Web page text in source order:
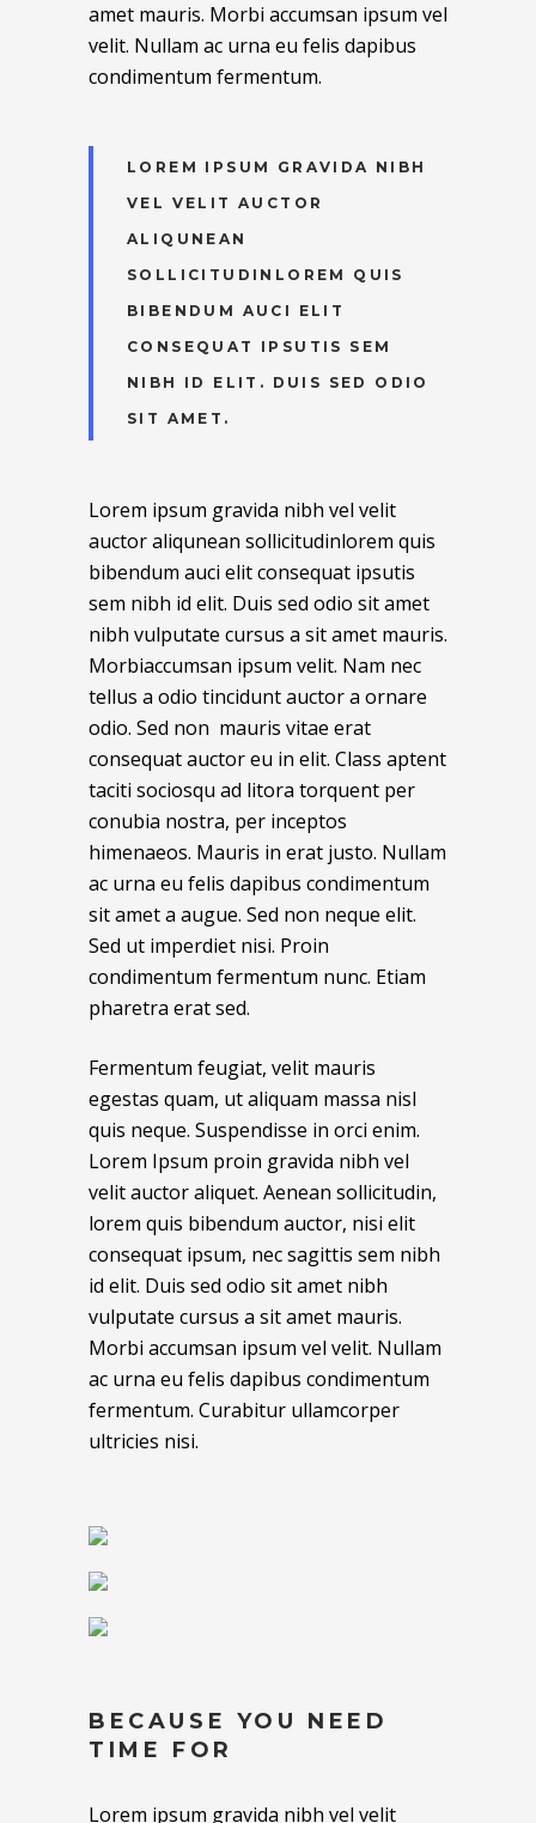
amet mauris. Morbi accumsan ipsum vel
velit. Nullam ac urna eu felis dapibus
condimentum fermentum.
LOREM IPSUM GRAVIDA NIBH
VEL VELIT AUCTOR
ALIQUNEAN
SOLLICITUDINLOREM QUIS
BIBENDUM AUCI ELIT
CONSEQUAT IPSUTIS SEM
NIBH ID ELIT. DUIS SED ODIO
SIT AMET.
Lorem ipsum gravida nibh vel velit
auctor aliqunean sollicitudinlorem quis
bibendum auci elit consequat ipsutis
sem nibh id elit. Duis sed odio sit amet
nibh vulputate cursus a sit amet mauris.
Morbiaccumsan ipsum velit. Nam nec
tellus a odio tincidunt auctor a ornare
odio. Sed non mauris vitae erat
consequat auctor eu in elit. Class aptent
taciti sociosqu ad litora torquent per
conubia nostra, per inceptos
himenaeos. Mauris in erat justo. Nullam
ac urna eu felis dapibus condimentum
sit amet a augue. Sed non neque elit.
Sed ut imperdiet nisi. Proin
condimentum fermentum nunc. Etiam
pharetra erat sed.
Fermentum feugiat, velit mauris
egestas quam, ut aliquam massa nisl
quis neque. Suspendisse in orci enim.
Lorem Ipsum proin gravida nibh vel
velit auctor aliquet. Aenean sollicitudin,
lorem quis bibendum auctor, nisi elit
consequat ipsum, nec sagittis sem nibh
id elit. Duis sed odio sit amet nibh
vulputate cursus a sit amet mauris.
Morbi accumsan ipsum vel velit. Nullam
ac urna eu felis dapibus condimentum
fermentum. Curabitur ullamcorper
ultricies nisi.
BECAUSE YOU NEED
TIME FOR
Lorem ipsum gravida nibh vel velit